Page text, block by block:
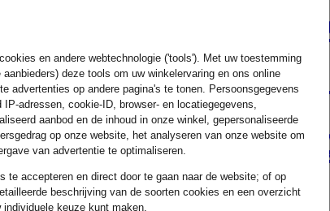
WIEN
€
en andere webtechnologie ('tools'). Met uw toestemming
deze tools om uw winkelervaring en ons online
advertenties op andere pagina's te tonen. Persoonsgegevens
IP-adressen, cookie-ID, browser- en locatiegegevens,
aanbod en de inhoud in onze winkel, gepersonaliseerde
op onze website, het analyseren van onze website om
van advertentie te optimaliseren.
te accepteren en direct door te gaan naar de website; of op
beschrijving van de soorten cookies en een overzicht
keuze kunt maken.